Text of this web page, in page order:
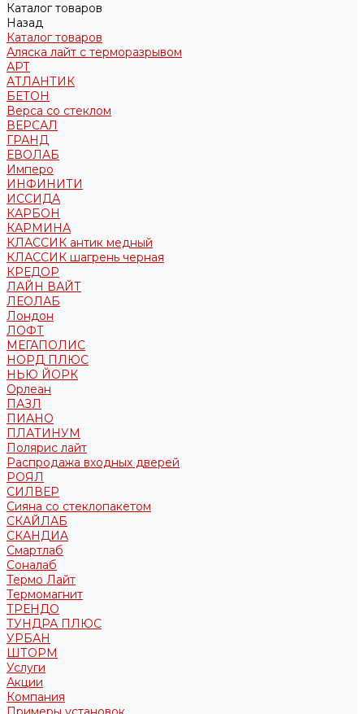
Каталог товаров
Назад
Каталог товаров
Аляска лайт с терморазрывом
АРТ
АТЛАНТИК
БЕТОН
Верса со стеклом
ВЕРСАЛ
ГРАНД
ЕВОЛАБ
Имперо
ИНФИНИТИ
ИССИДА
КАРБОН
КАРМИНА
КЛАССИК антик медный
КЛАССИК шагрень черная
КРЕДОР
ЛАЙН ВАЙТ
ЛЕОЛАБ
Лондон
ЛОФТ
МЕГАПОЛИС
НОРД ПЛЮС
НЬЮ ЙОРК
Орлеан
ПАЗЛ
ПИАНО
ПЛАТИНУМ
Полярис лайт
Распродажа входных дверей
РОЯЛ
СИЛВЕР
Сияна со стеклопакетом
СКАЙЛАБ
СКАНДИA
Смартлаб
Соналаб
Термо Лайт
Термомагнит
ТРЕНДО
ТУНДРА ПЛЮС
УРБАН
ШТОРМ
Услуги
Акции
Компания